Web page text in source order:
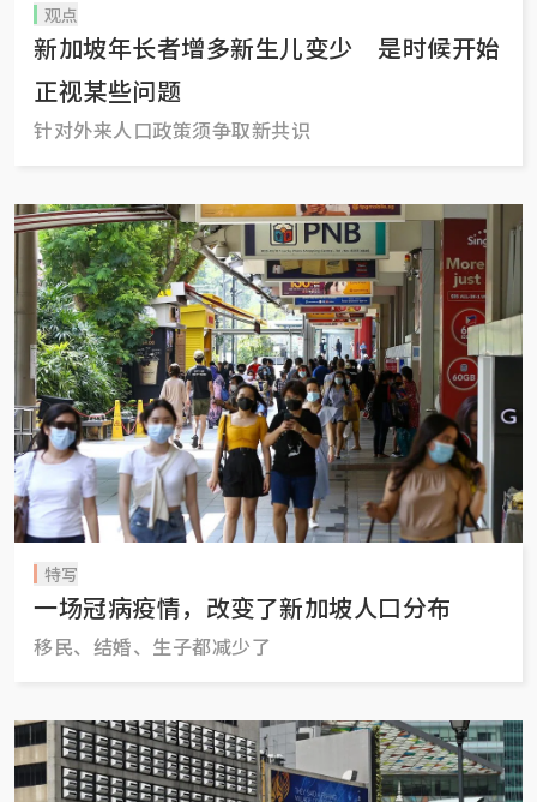
观点
新加坡年长者增多新生儿变少 是时候开始
正视某些问题
针对外来人口政策须争取新共识
特写
一场冠病疫情，改变了新加坡人口分布
移民、结婚、生子都减少了